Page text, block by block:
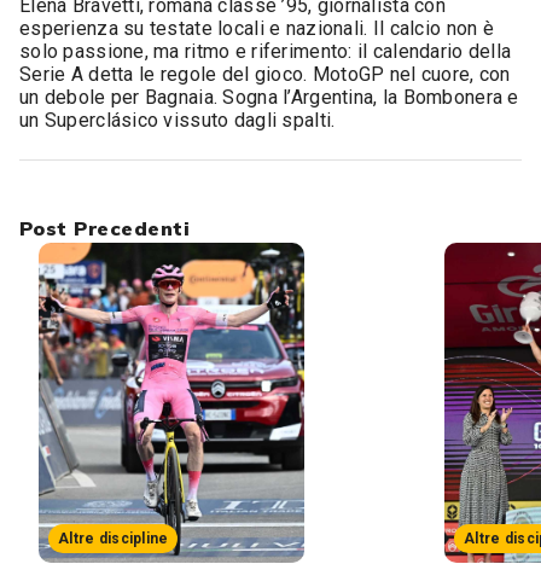
Elena Bravetti, romana classe ’95, giornalista con
esperienza su testate locali e nazionali. Il calcio non è
solo passione, ma ritmo e riferimento: il calendario della
Serie A detta le regole del gioco. MotoGP nel cuore, con
un debole per Bagnaia. Sogna l’Argentina, la Bombonera e
un Superclásico vissuto dagli spalti.
Post Precedenti
Altre discipline Altre